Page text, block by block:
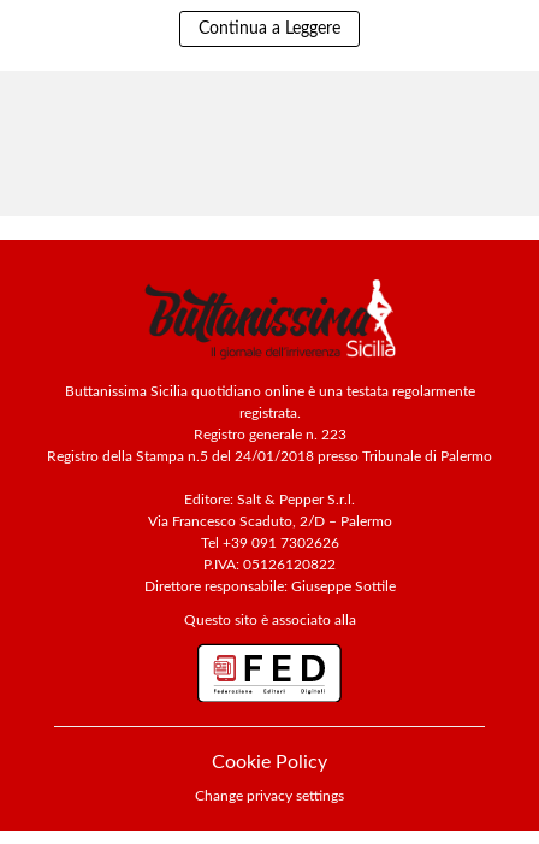
Continua a Leggere
Buttanissima Sicilia quotidiano online è una testata regolarmente
registrata.
Registro generale n. 223
Registro della Stampa n.5 del 24/01/2018 presso Tribunale di Palermo
Editore: Salt & Pepper S.r.l.
Via Francesco Scaduto, 2/D – Palermo
Tel +39 091 7302626
P.IVA: 05126120822
Direttore responsabile: Giuseppe Sottile
Questo sito è associato alla
Cookie Policy
Change privacy settings